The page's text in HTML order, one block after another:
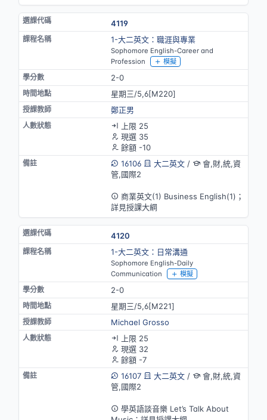
4119
1-大二英文：職涯與專業
Sophomore English-Career and
Profession
模擬
2-0
星期三/5,6[M220]
鄭正男
上限 25
現選 35
餘額 -10
16106
大二英文/
會,財,統,資
管,國際2
商業英文(1) Business English(1)；
詳見授課大綱
4120
1-大二英文：日常溝通
Sophomore English-Daily
Communication
模擬
2-0
星期三/5,6[M221]
Michael Grosso
上限 25
現選 32
餘額 -7
16107
大二英文/
會,財,統,資
管,國際2
學英語談音樂 Let’s Talk About